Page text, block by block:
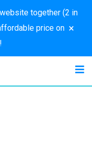
together (2 in
price on
!
×